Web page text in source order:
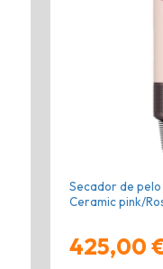
Secador de
Ceramic pink/
425,00